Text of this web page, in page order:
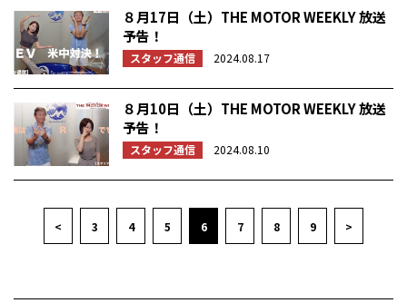
８月17日（土）THE MOTOR WEEKLY 放送
予告！
スタッフ通信 2024.08.17
８月10日（土）THE MOTOR WEEKLY 放送
予告！
スタッフ通信 2024.08.10
< 3 4 5 6 7 8 9 >